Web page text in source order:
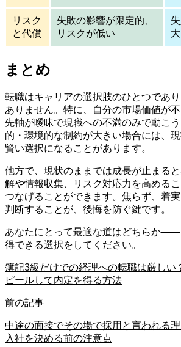
リスク
と代償
失敗の影響が限定的、
リスクが低い
まとめ
転職はキャリアの選択肢のひとつであ
ありません。特に、自分の市場価値が
先軸が曖昧で現職への不満のみで動こ
的・環境的な制約が大きい場合には、
賢い選択になることがあります。
他方で、現状のままでは成長が止まる
解や情報収集、リスク対応力を高める
つなげることができます。焦らず、着
判断することが、後悔を防ぐ鍵です。
あなたにとって最適な道はどちらか――
得できる選択をしてください。
簿記3級だけでの経理への転職は厳しい
ピールして内定を得る方法
前の記事
中途の面接でその場で採用と言われる
入社を決める前の注意点